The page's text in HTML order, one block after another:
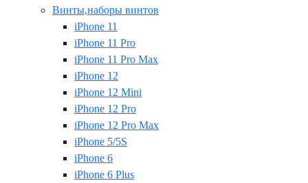
Винты,наборы винтов
iPhone 11
iPhone 11 Pro
iPhone 11 Pro Max
iPhone 12
iPhone 12 Mini
iPhone 12 Pro
iPhone 12 Pro Max
iPhone 5/5S
iPhone 6
iPhone 6 Plus